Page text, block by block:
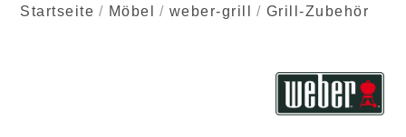
Startseite Möbel weber-grill Grill-Zubehör